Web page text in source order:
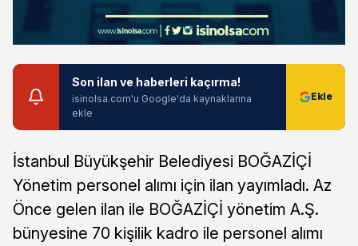
Son ilan ve haberleri kaçırma!
isinolsa.com'u Google'da kaynaklarına
ekle
İstanbul Büyükşehir Belediyesi BOĞAZİÇİ
Yönetim personel alımı için ilan yayımladı. Az
Önce gelen ilan ile BOĞAZİÇİ yönetim A.Ş.
bünyesine 70 kişilik kadro ile personel alımı